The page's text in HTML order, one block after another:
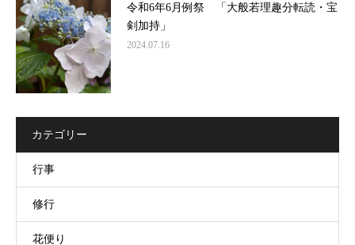
令和6年6月例祭 「大般若理趣分転読・宝
剣加持」
2024.07.16
カテゴリー
行事
修行
花便り